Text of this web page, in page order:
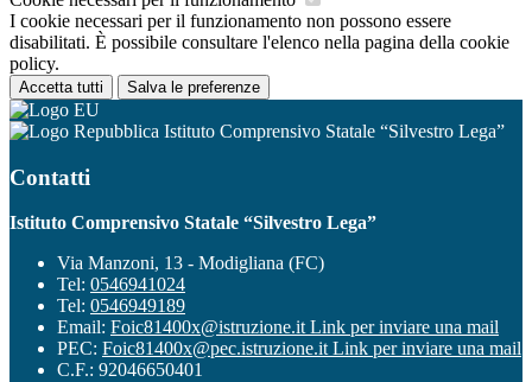
I cookie necessari per il funzionamento non possono essere
disabilitati. È possibile consultare l'elenco nella pagina della cookie
policy.
Accetta tutti Salva le preferenze
Istituto Comprensivo Statale “Silvestro Lega”
Contatti
Istituto Comprensivo Statale “Silvestro Lega”
Via Manzoni, 13 - Modigliana (FC)
Tel: 0546941024
Tel: 0546949189
Email: Foic81400x@istruzione.itLink per inviare una mail
PEC: Foic81400x@pec.istruzione.itLink per inviare una mail
C.F.: 92046650401